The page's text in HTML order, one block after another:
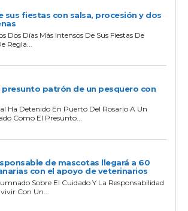
sus fiestas con salsa, procesión y dos
Dos Días Más Intensos De Sus Fiestas De
Regla...
presunto patrón de un pesquero con
Ha Detenido En Puerto Del Rosario A Un
Como El Presunto...
de mascotas llegará a 60
con el apoyo de veterinarios
Sobre El Cuidado Y La Responsabilidad
Con Un...